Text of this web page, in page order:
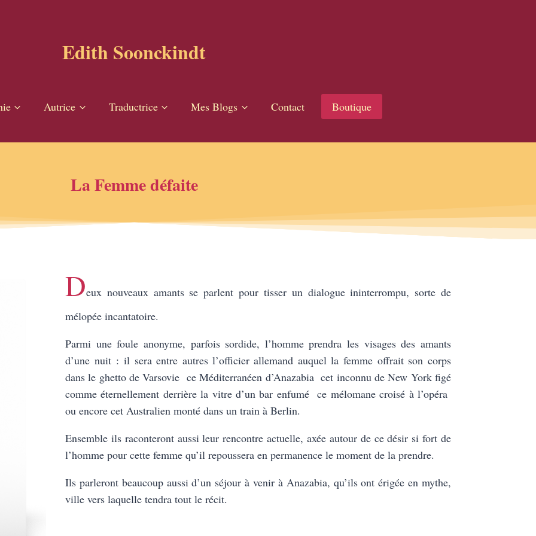
Edith Soonckindt
Autrice Traductrice Mes Blogs Contact Boutique
La Femme défaite
Deux nouveaux amants se parlent pour tisser un dialogue ininterrompu, sorte de
mélopée incantatoire.
Parmi une foule anonyme, parfois sordide, l’homme prendra les visages des amants
d’une nuit : il sera entre autres l’officier allemand auquel la femme offrait son corps
dans le ghetto de Varsovie ce Méditerranéen d’Anazabia cet inconnu de New York figé
comme éternellement derrière la vitre d’un bar enfumé ce mélomane croisé à l’opéra
ou encore cet Australien monté dans un train à Berlin.
Ensemble ils raconteront aussi leur rencontre actuelle, axée autour de ce désir si fort de
l’homme pour cette femme qu’il repoussera en permanence le moment de la prendre.
Ils parleront beaucoup aussi d’un séjour à venir à Anazabia, qu’ils ont érigée en mythe,
ville vers laquelle tendra tout le récit.